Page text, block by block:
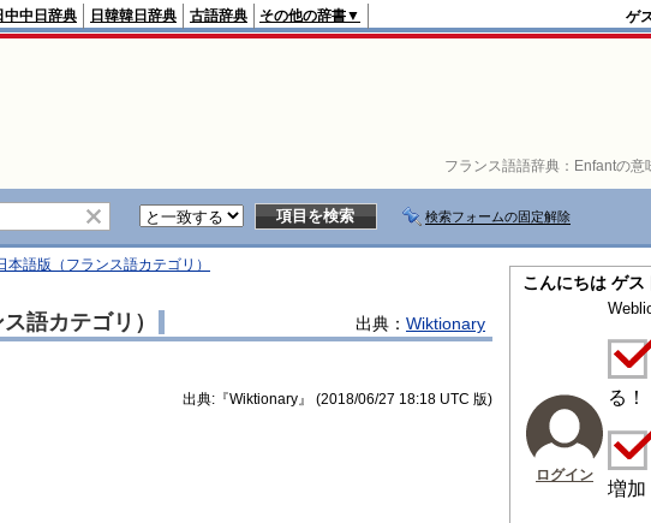
フランス語語辞典： Enfantの意
中中日辞典 日韓韓日辞典 古語辞典 その他の辞書▼ ゲ
検索フォームの固定解除
本語版（フランス語カテゴリ）
語カテゴリ） 出典： Wiktionary
出典:『Wiktionary』 (2018/06/27 18:18 UTC 版)
こんにちは ゲス
ログイン
る！
増加